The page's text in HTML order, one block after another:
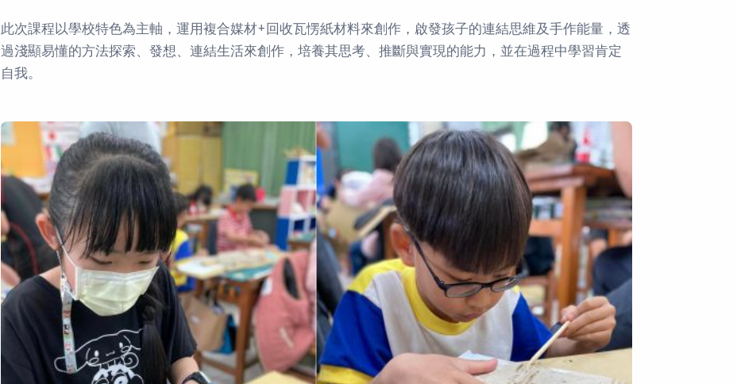
此次課程以學校特色為主軸，運用複合媒材+回收瓦愣紙材料來創作，啟發孩子的連結思維及手作能量，透
過淺顯易懂的方法探索、發想、連結生活來創作，培養其思考、推斷與實現的能力，並在過程中學習肯定
自我。